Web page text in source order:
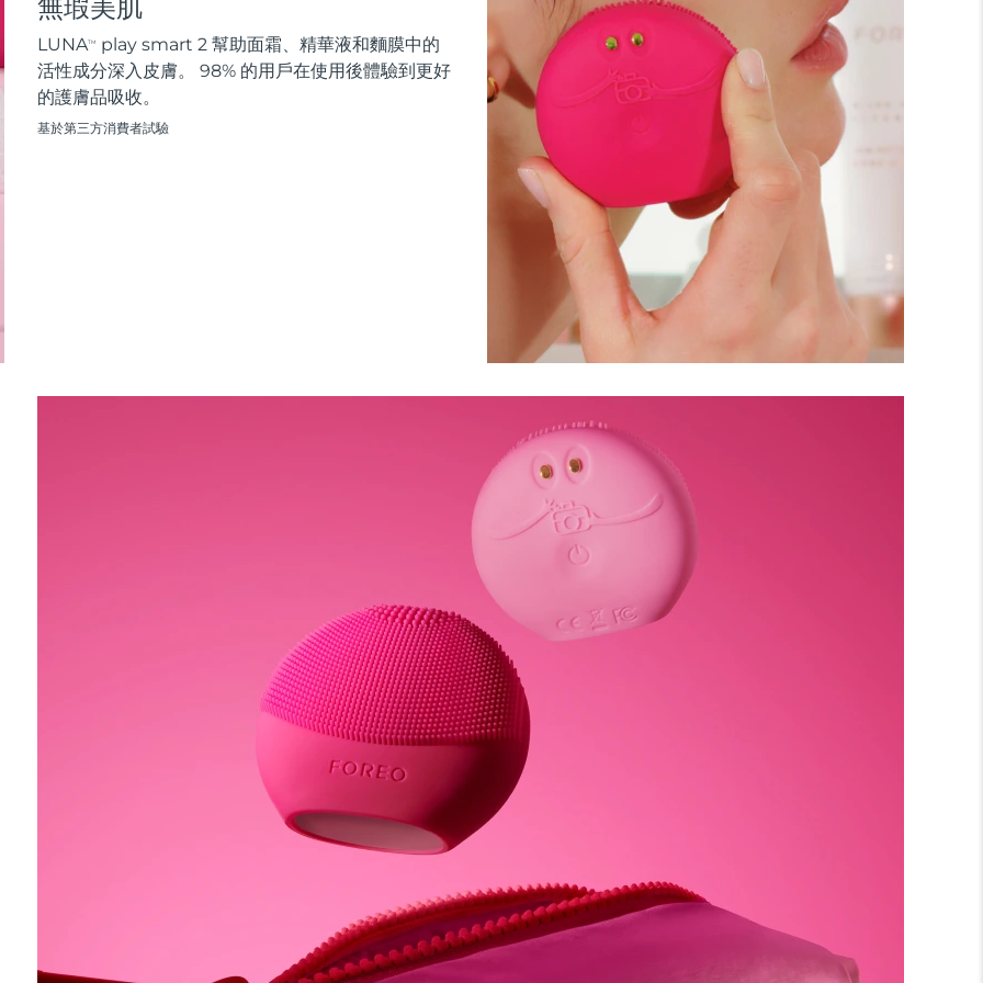
無瑕美肌
LUNATM
play smart 2 幫助面霜、精華液和麵膜中的
活性成分深入皮膚。 98% 的用戶在使用後體驗到更好
的護膚品吸收。
基於第三方消費者試驗